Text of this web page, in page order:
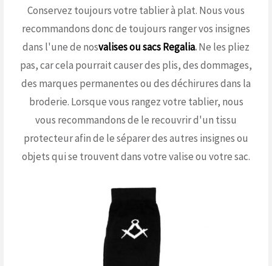
Conservez toujours votre tablier à plat. Nous vous
recommandons donc de toujours ranger vos insignes
dans l'une de nosvalises ou sacs Regalia.Ne les pliez
pas, car cela pourrait causer des plis, des dommages,
des marques permanentes ou des déchirures dans la
broderie. Lorsque vous rangez votre tablier, nous
vous recommandons de le recouvrir d'un tissu
protecteur afin de le séparer des autres insignes ou
objets qui se trouvent dans votre valise ou votre sac.